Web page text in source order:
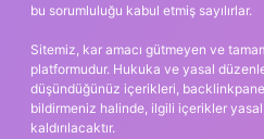
bu sorumluluğu kabul etmiş sayılırlar.
Sitemiz, kar amacı gütmeyen ve
platformudur. Hukuka ve yasal
düşündüğünüz içerikleri,
bildirmeniz halinde, ilgili içerikler
kaldırılacaktır.